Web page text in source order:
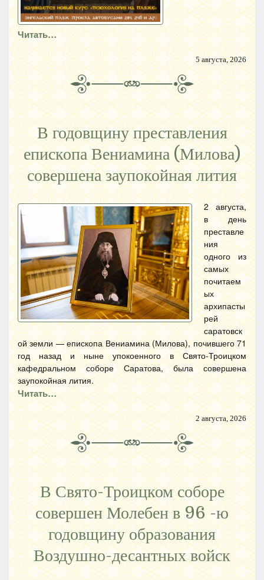
Читать…
5 августа, 2026
В годовщину преставления
епископа Вениамина (Милова)
совершена заупокойная лития
2 августа,
в день
преставле
ния
одного из
самых
почитаем
ых
архипасты
рей
саратовск
ой земли — епископа Вениамина (Милова), почившего 71
год назад и ныне упокоенного в Свято-Троицком
кафедральном соборе Саратова, была совершена
заупокойная лития.
Читать…
2 августа, 2026
В Свято-Троицком соборе
совершен Молебен в 96 -ю
годовщину образования
Воздушно-десантных войск